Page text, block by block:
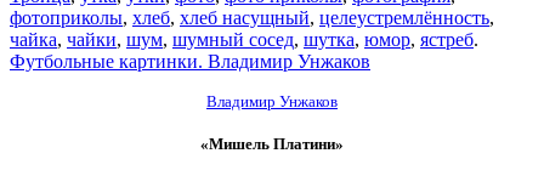
фотоприколы, хлеб, хлеб насущный, целеустремлённость,
чайка, чайки, шум, шумный сосед, шутка, юмор, ястреб.
Футбольные картинки. Владимир Унжаков
Владимир Унжаков
«Мишель Платини»